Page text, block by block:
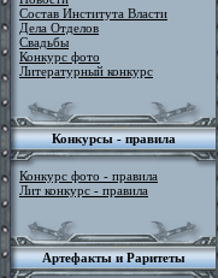
Состав Института Власти
Дела Отделов
Свадьбы
Конкурс фото
Литературный конкурс
Конкурсы - правила
Конкурс фото - правила
Лит конкурс - правила
Артефакты и Раритеты